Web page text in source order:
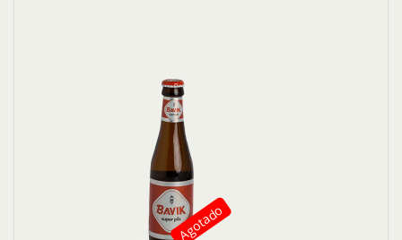
Agotado